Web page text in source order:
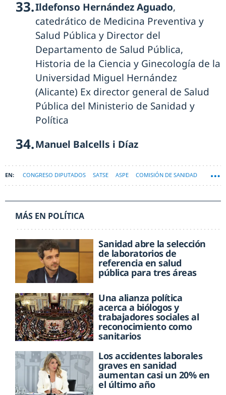
Ildefonso Hernández Aguado,
catedrático de Medicina Preventiva y
Salud Pública y Director del
Departamento de Salud Pública,
Historia de la Ciencia y Ginecología de la
Universidad Miguel Hernández
(Alicante) Ex director general de Salud
Pública del Ministerio de Sanidad y
Política
Manuel Balcells i Díaz
CONGRESO DIPUTADOS SATSE ASPE COMISIÓN DE SANIDAD
MÁS EN POLÍTICA
Sanidad abre la selección
de laboratorios de
referencia en salud
pública para tres áreas
Una alianza política
acerca a biólogos y
trabajadores sociales al
reconocimiento como
sanitarios
Los accidentes laborales
graves en sanidad
aumentan casi un 20% en
el último año